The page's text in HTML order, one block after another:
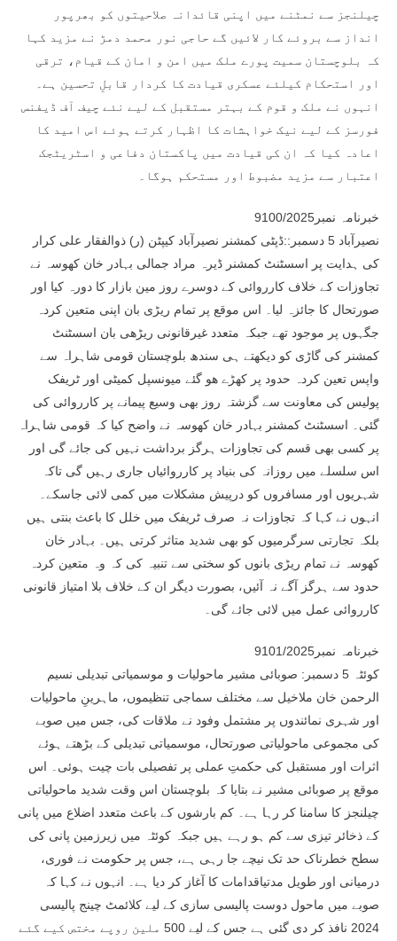
چیلنجز سے نمٹنے میں اپنی قائدانہ صلاحیتوں کو بھرپور
انداز سے بروئے کار لائیں گے حاجی نور محمد دمڑ نے مزید کہا
کہ بلوچستان سمیت پورے ملک میں امن و امان کے قیام، ترقی
اور استحکام کیلئے عسکری قیادت کا کردار قابلِ تحسین ہے۔
انہوں نے ملک و قوم کے بہتر مستقبل کے لیے نئے چیف آف ڈیفنس
فورسز کے لیے نیک خواہشات کا اظہار کرتے ہوئے اس امید کا
اعادہ کیا کہ ان کی قیادت میں پاکستان دفاعی و اسٹریٹجک
اعتبار سے مزید مضبوط اور مستحکم ہوگا۔
خبرنامہ نمبر9100/2025
نصیرآباد 5 دسمبر::ڈپٹی کمشنر نصیرآباد کیپٹن (ر) ذوالفقار علی کرار
کی ہدایت پر اسسٹنٹ کمشنر ڈیرہ مراد جمالی بہادر خان کھوسہ نے
تجاوزات کے خلاف کارروائی کے دوسرے روز مین بازار کا دورہ کیا اور
صورتحال کا جائزہ لیا۔ اس موقع پر تمام ریڑی بان اپنی متعین کردہ
جگہوں پر موجود تھے جبکہ متعدد غیرقانونی ریڑھی بان اسسٹنٹ
کمشنر کی گاڑی کو دیکھتے ہی سندھ بلوچستان قومی شاہراہ سے
واپس تعین کردہ حدود پر کھڑے ھو گئے میونسپل کمیٹی اور ٹریفک
پولیس کی معاونت سے گزشتہ روز بھی وسیع پیمانے پر کارروائی کی
گئی۔ اسسٹنٹ کمشنر بہادر خان کھوسہ نے واضح کیا کہ قومی شاہراہ
پر کسی بھی قسم کی تجاوزات ہرگز برداشت نہیں کی جائے گی اور
اس سلسلے میں روزانہ کی بنیاد پر کارروائیاں جاری رہیں گی تاکہ
شہریوں اور مسافروں کو درپیش مشکلات میں کمی لائی جاسکے۔
انہوں نے کہا کہ تجاوزات نہ صرف ٹریفک میں خلل کا باعث بنتی ہیں
بلکہ تجارتی سرگرمیوں کو بھی شدید متاثر کرتی ہیں۔ بہادر خان
کھوسہ نے تمام ریڑی بانوں کو سختی سے تنبیہ کی کہ وہ متعین کردہ
حدود سے ہرگز آگے نہ آئیں، بصورت دیگر ان کے خلاف بلا امتیاز قانونی
کارروائی عمل میں لائی جائے گی۔
خبرنامہ نمبر9101/2025
کوئٹہ 5 دسمبر: صوبائی مشیر ماحولیات و موسمیاتی تبدیلی نسیم
الرحمن خان ملاخیل سے مختلف سماجی تنظیموں، ماہرینِ ماحولیات
اور شہری نمائندوں پر مشتمل وفود نے ملاقات کی، جس میں صوبے
کی مجموعی ماحولیاتی صورتحال، موسمیاتی تبدیلی کے بڑھتے ہوئے
اثرات اور مستقبل کی حکمتِ عملی پر تفصیلی بات چیت ہوئی۔ اس
موقع پر صوبائی مشیر نے بتایا کہ بلوچستان اس وقت شدید ماحولیاتی
چیلنجز کا سامنا کر رہا ہے۔ کم بارشوں کے باعث متعدد اضلاع میں پانی
کے ذخائر تیزی سے کم ہو رہے ہیں جبکہ کوئٹہ میں زیرزمین پانی کی
سطح خطرناک حد تک نیچے جا رہی ہے، جس پر حکومت نے فوری،
درمیانی اور طویل مدتیاقدامات کا آغاز کر دیا ہے۔ انہوں نے کہا کہ
صوبے میں ماحول دوست پالیسی سازی کے لیے کلائمٹ چینج پالیسی
2024 نافذ کر دی گئی ہے جس کے لیے 500 ملین روپے مختص کیے گئے